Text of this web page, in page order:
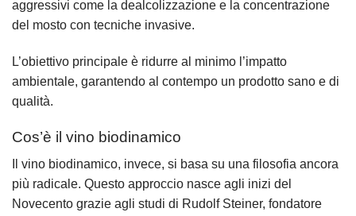
aggressivi come la dealcolizzazione e la concentrazione
del mosto con tecniche invasive.
L’obiettivo principale è ridurre al minimo l’impatto
ambientale, garantendo al contempo un prodotto sano e di
qualità.
Cos’è il vino biodinamico
Il vino biodinamico, invece, si basa su una filosofia ancora
più radicale. Questo approccio nasce agli inizi del
Novecento grazie agli studi di Rudolf Steiner, fondatore